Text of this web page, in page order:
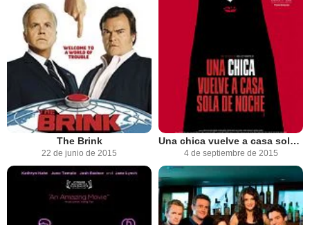
The Brink
22 de junio de 2015
Una chica vuelve a casa sola de noche
4 de septiembre de 2015